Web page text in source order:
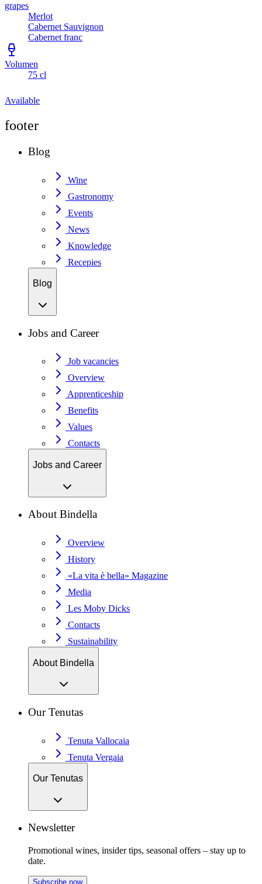
grapes
Merlot
Cabernet Sauvignon
Cabernet franc
Volumen
75 cl
Available
footer
Blog
Wine
Gastronomy
Events
News
Knowledge
Recepies
Blog
Jobs and Career
Job vacancies
Overview
Apprenticeship
Benefits
Values
Contacts
Jobs and Career
About Bindella
Overview
History
«La vita è bella» Magazine
Media
Les Moby Dicks
Contacts
Sustainability
About Bindella
Our Tenutas
Tenuta Vallocaia
Tenuta Vergaia
Our Tenutas
Newsletter
Promotional wines, insider tips, seasonal offers – stay up to
date.
Subscribe now